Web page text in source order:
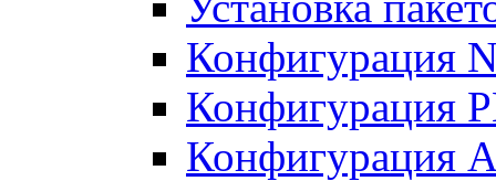
Конфигурация
Конфигурация
Конфигурация